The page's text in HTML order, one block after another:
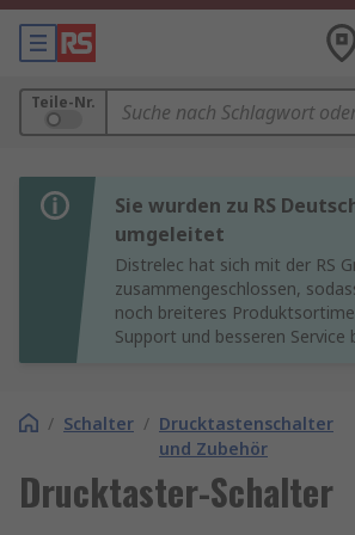
Teile-Nr.
Sie wurden zu RS
umgeleitet
Distrelec hat sich mit der RS
zusammengeschlossen,
noch breiteres
Support und besseren Service
/ Schalter / Drucktastenschalter
und Zubehör
Drucktaster-Schalter